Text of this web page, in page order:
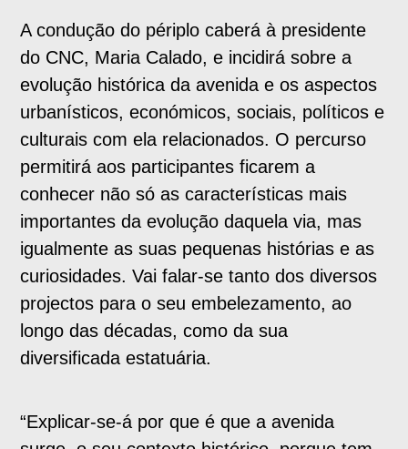
A condução do périplo caberá à presidente
do CNC, Maria Calado, e incidirá sobre a
evolução histórica da avenida e os aspectos
urbanísticos, económicos, sociais, políticos e
culturais com ela relacionados. O percurso
permitirá aos participantes ficarem a
conhecer não só as características mais
importantes da evolução daquela via, mas
igualmente as suas pequenas histórias e as
curiosidades. Vai falar-se tanto dos diversos
projectos para o seu embelezamento, ao
longo das décadas, como da sua
diversificada estatuária.
“Explicar-se-á por que é que a avenida